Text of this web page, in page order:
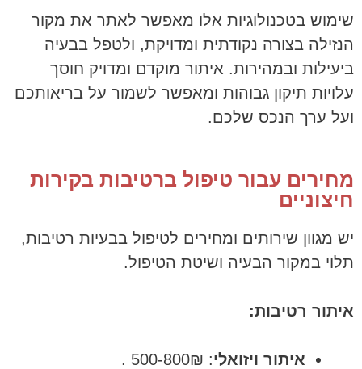
שימוש בטכנולוגיות אלו מאפשר לאתר את מקור
הנזילה בצורה נקודתית ומדויקת, ולטפל בבעיה
ביעילות ובמהירות. איתור מוקדם ומדויק חוסך
עלויות תיקון גבוהות ומאפשר לשמור על בריאותכם
ועל ערך הנכס שלכם.
מחירים עבור טיפול ברטיבות בקירות
חיצוניים
יש מגוון שירותים ומחירים לטיפול בבעיות רטיבות,
תלוי במקור הבעיה ושיטת הטיפול.
איתור רטיבות:
איתור ויזואלי: 500-800₪ .